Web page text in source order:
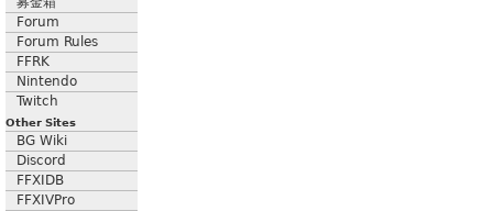
Forum
Forum Rules
FFRK
Nintendo
Twitch
Other Sites
BG Wiki
Discord
FFXIDB
FFXIVPro